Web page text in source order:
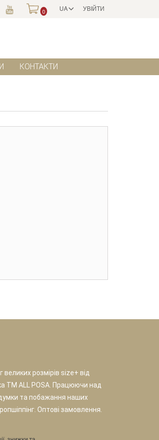
УВІЙТИ
UA
0
КОНТАКТИ
розмірів size+ від
TM ALL POSA. Працюючи над
та побажання наших
Оптові замовлення.